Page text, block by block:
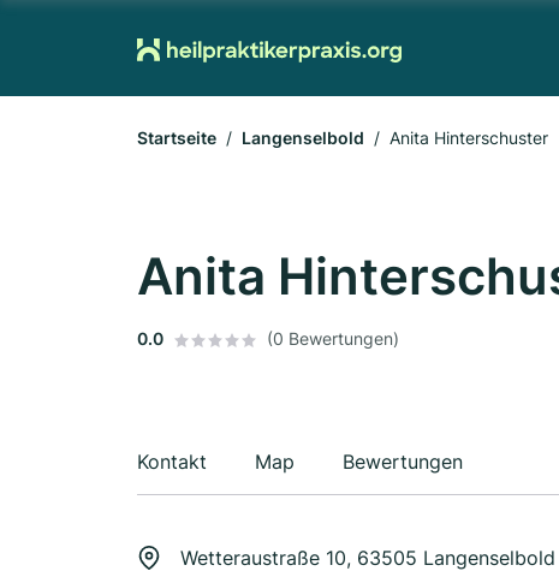
Startseite Langenselbold Anita Hinterschuster
Anita
0.0 (0 Bewertungen)
Kontakt Map Bewertungen
Wetteraustraße 10, 63505 Langenselbold